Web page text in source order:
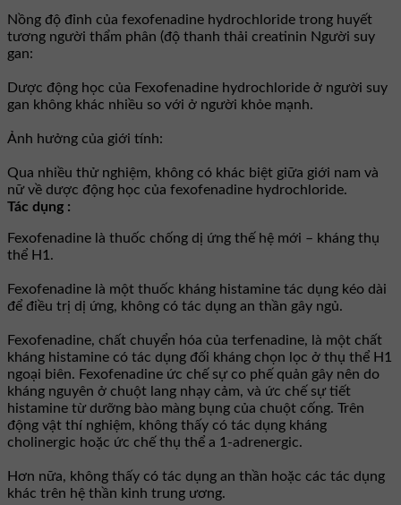
Nồng độ đỉnh của fexofenadine hydrochloride trong huyết
tương người thẩm phân (độ thanh thải creatinin Người suy
gan:
Dược động học của Fexofenadine hydrochloride ở người suy
gan không khác nhiều so với ở người khỏe mạnh.
Ảnh hưởng của giới tính:
Qua nhiều thử nghiệm, không có khác biệt giữa giới nam và
nữ về dược động học của fexofenadine hydrochloride.
Tác dụng :
Fexofenadine là thuốc chống dị ứng thế hệ mới – kháng thụ
thể H1.
Fexofenadine là một thuốc kháng histamine tác dụng kéo dài
để điều trị dị ứng, không có tác dụng an thần gây ngủ.
Fexofenadine, chất chuyển hóa của terfenadine, là một chất
kháng histamine có tác dụng đối kháng chọn lọc ở thụ thể H1
ngoại biên. Fexofenadine ức chế sự co phế quản gây nên do
kháng nguyên ở chuột lang nhạy cảm, và ức chế sự tiết
histamine từ dưỡng bào màng bụng của chuột cống. Trên
động vật thí nghiệm, không thấy có tác dụng kháng
cholinergic hoặc ức chế thụ thể a 1-adrenergic.
Hơn nữa, không thấy có tác dụng an thần hoặc các tác dụng
khác trên hệ thần kinh trung ương.